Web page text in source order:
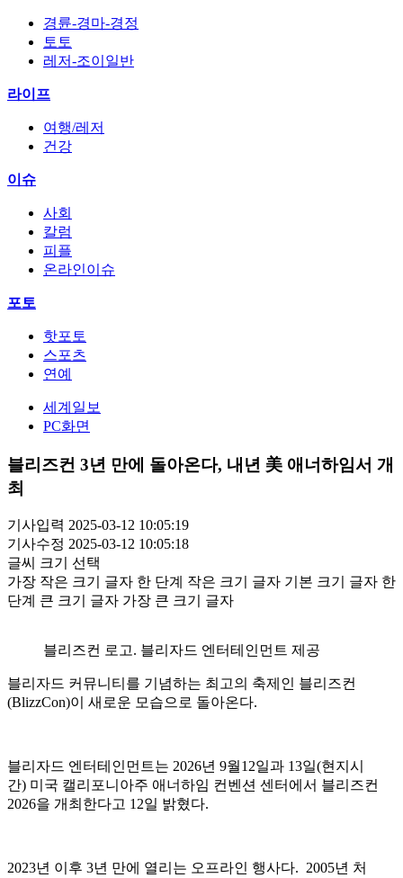
경륜-경마-경정
토토
레저-조이일반
라이프
여행/레저
건강
이슈
사회
칼럼
피플
온라인이슈
포토
핫포토
스포츠
연예
세계일보
PC화면
블리즈컨 3년 만에 돌아온다, 내년 美 애너하임서 개
최
기사입력 2025-03-12 10:05:19
기사수정 2025-03-12 10:05:18
글씨 크기 선택
가장 작은 크기 글자 한 단계 작은 크기 글자 기본 크기 글자 한
단계 큰 크기 글자 가장 큰 크기 글자
블리즈컨 로고. 블리자드 엔터테인먼트 제공
블리자드 커뮤니티를 기념하는 최고의 축제인 블리즈컨
(BlizzCon)이 새로운 모습으로 돌아온다.
블리자드 엔터테인먼트는 2026년 9월12일과 13일(현지시
간) 미국 캘리포니아주 애너하임 컨벤션 센터에서 블리즈컨
2026을 개최한다고 12일 밝혔다.
2023년 이후 3년 만에 열리는 오프라인 행사다. 2005년 처